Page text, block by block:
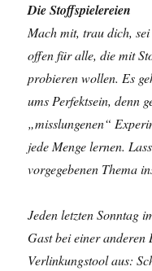
Die Stoffspielereien
Mach mit, trau dich,
offen für alle, die mit
probieren wollen. Es
ums Perfektsein, denn
„misslungenen“
jede Menge lernen.
vorgegebenen Thema
Jeden letzten Sonntag
Gast bei einer
Verlinkungstool aus: